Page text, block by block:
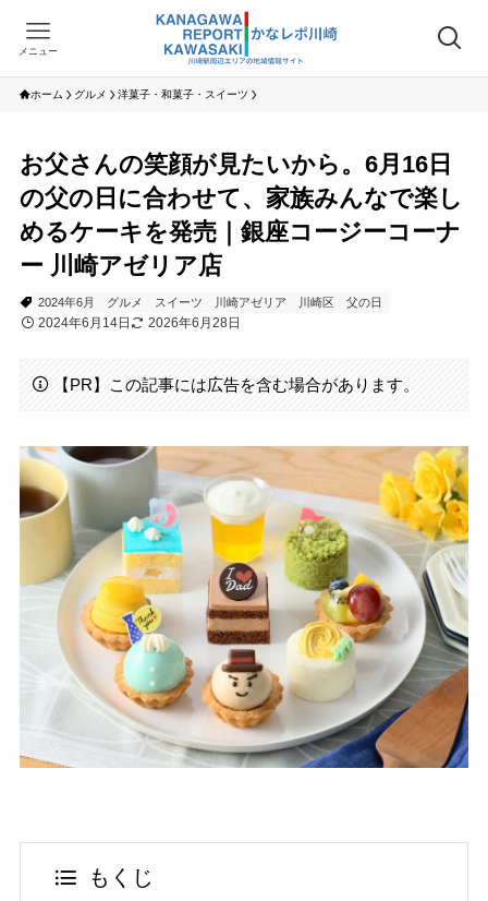
メニュー
ホーム グルメ 洋菓子・和菓子・スイーツ
お父さんの笑顔が見たいから。6月16日
の父の日に合わせて、家族みんなで楽し
めるケーキを発売｜銀座コージーコーナ
ー 川崎アゼリア店
2024年6月 グルメ スイーツ 川崎アゼリア 川崎区 父の日
2024年6月14日 2026年6月28日
【PR】この記事には広告を含む場合があります。
もくじ